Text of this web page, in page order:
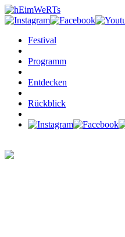
Festival
Programm
Entdecken
Rückblick